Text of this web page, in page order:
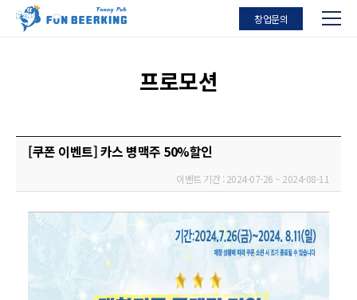
창업문의
프로모션
[쿠폰 이벤트] 카스 병맥주 50%할인
이벤트 기간 : 2024-07-26 ~ 2024-08-11